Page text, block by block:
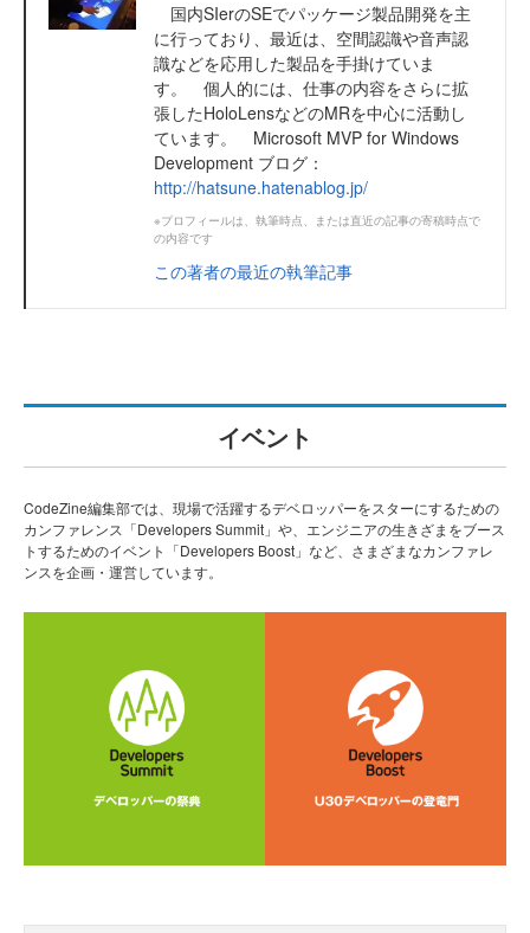
国内SIerのSEでパッケージ製品開発を主
に行っており、最近は、空間認識や音声認
識などを応用した製品を手掛けていま
す。 個人的には、仕事の内容をさらに拡
張したHoloLensなどのMRを中心に活動し
ています。 Microsoft MVP for Windows
Development ブログ：
http://hatsune.hatenablog.jp/
※プロフィールは、執筆時点、または直近の記事の寄稿時点で
の内容です
この著者の最近の執筆記事
イベント
CodeZine編集部では、現場で活躍するデベロッパーをスターにするための
カンファレンス「Developers Summit」や、エンジニアの生きざまをブース
トするためのイベント「Developers Boost」など、さまざまなカンファレ
ンスを企画・運営しています。